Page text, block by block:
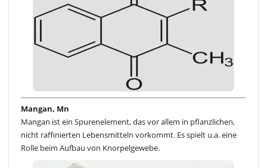
Mangan, Mn
Mangan ist ein Spurenelement, das vor allem in pflanzlichen,
nicht raffinierten Lebensmitteln vorkommt. Es spielt u.a. eine
Rolle beim Aufbau von Knorpelgewebe.